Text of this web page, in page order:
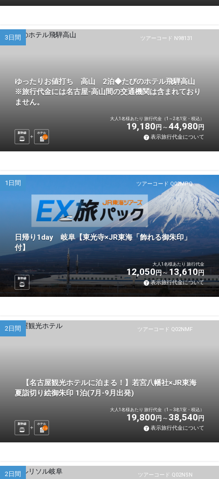
ツアーコード N98131
3日間
ゆったりお値打ち 高山 2泊◆たびのホテル飛騨高山
※旅行代金には名古屋-高山間の交通機関は含まれており
ません。
新幹線
ホテル
2泊
大人1名様あたり 旅行代金（1～2名1室・税込）
19,180 円 44,980 円
表示旅行代金について
ツアーコード Q02MPQ
1日間
日帰り1day 岐阜【東光寺×JR東海「飾れる御朱印」
付】
新幹線
大人1名様あたり 旅行代金
12,050円 13,610円
表示旅行代金について
ツアーコード Q02NMF
2日間
【名古屋観光ホテルに泊まる！】若宮八幡社×JR東海
夏詣切り絵御朱印 1泊(7月-9月出発)
新幹線
ホテル
1 泊
大人1名様あたり 旅行代金（1～3名1室・税込）
19,800 円 38,540 円
表示旅行代金について
ツアーコード Q02NSN
2日間